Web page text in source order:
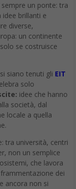
un ponte: tra
brillanti e
diverse,
un continente
se costruisce
siano tenuti gli EIT
solo
e: idee che hanno
società, dal
locale a quella
tra università, centri
non un semplice
che lavora
dei
ancora non si